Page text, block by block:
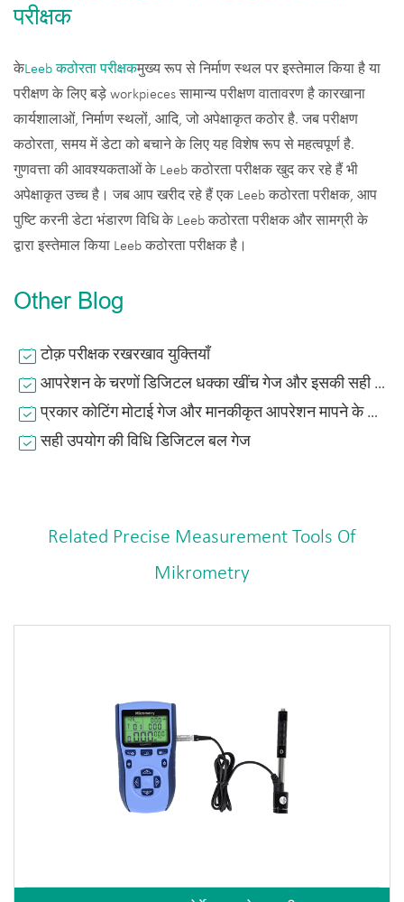
परीक्षक
केLeeb कठोरता परीक्षकमुख्य रूप से निर्माण स्थल पर इस्तेमाल किया है या
परीक्षण के लिए बड़े workpieces सामान्य परीक्षण वातावरण है कारखाना
कार्यशालाओं, निर्माण स्थलों, आदि, जो अपेक्षाकृत कठोर है. जब परीक्षण
कठोरता, समय में डेटा को बचाने के लिए यह विशेष रूप से महत्वपूर्ण है.
गुणवत्ता की आवश्यकताओं के Leeb कठोरता परीक्षक खुद कर रहे हैं भी
अपेक्षाकृत उच्च है। जब आप खरीद रहे हैं एक Leeb कठोरता परीक्षक, आप
पुष्टि करनी डेटा भंडारण विधि के Leeb कठोरता परीक्षक और सामग्री के
द्वारा इस्तेमाल किया Leeb कठोरता परीक्षक है।
Other Blog
टोक़ परीक्षक रखरखाव युक्तियाँ
आपरेशन के चरणों डिजिटल धक्का खींच गेज और इसकी सही उपयोग
प्रकार कोटिंग मोटाई गेज और मानकीकृत आपरेशन मापने के लिए फिल्म की मोटाई
सही उपयोग की विधि डिजिटल बल गेज
Related Precise Measurement Tools Of
Mikrometry